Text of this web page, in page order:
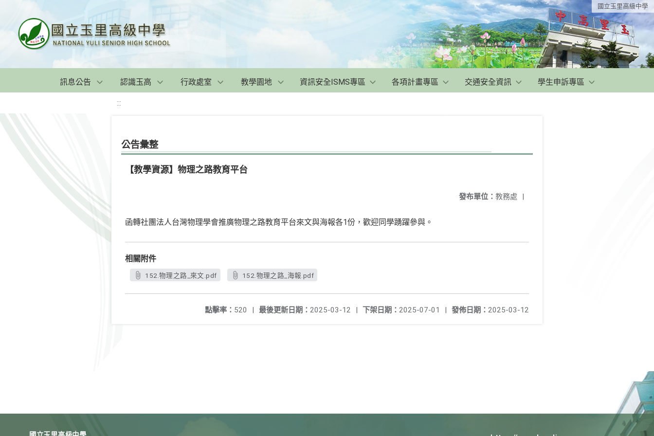
國立玉里高級中學
訊息公告 認識玉高 行政處室 教學園地 資訊安全ISMS專區 各項計畫專區 交通安全資訊 學生申訴專區
:::
公告彙整
【教學資源】物理之路教育平台
發布單位： 教務處 |
函轉社團法人台灣物理學會推廣物理之路教育平台來文與海報各1份，歡迎同學踴躍參與。
相關附件
152.物理之路_來文.pdf 152.物理之路_海報.pdf
發佈日期： 2025-03-12
下架日期： 2025-07-01 |
最後更新日期： 2025-03-12 |
點擊率： 520 |